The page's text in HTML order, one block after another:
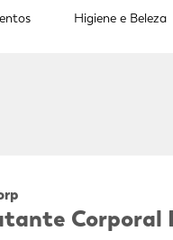
Higiene e Beleza
Corporal